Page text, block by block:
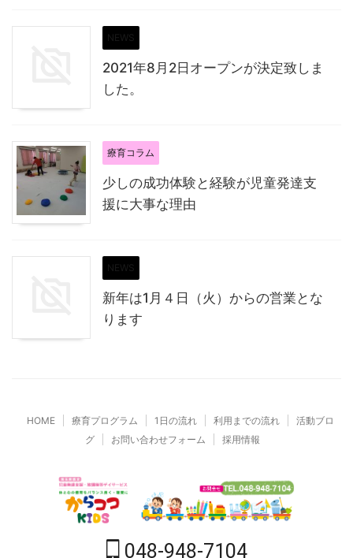
NEWS
2021年8月2日オープンが決定致しま
した。
療育コラム
少しの成功体験と経験が児童発達支
援に大事な理由
NEWS
新年は1月４日（火）からの営業とな
ります
HOME 療育プログラム 1日の流れ 利用までの流れ
活動ブロ
グ
お問い合わせフォーム 採用情報
048-948-7104